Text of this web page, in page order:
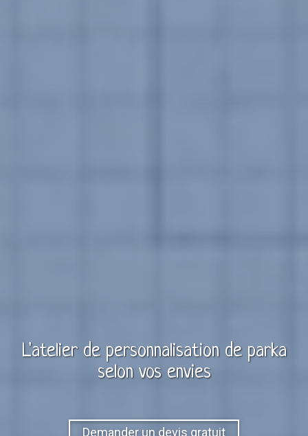
L'atelier de personnalisation de parka
selon vos envies
Demander un devis gratuit